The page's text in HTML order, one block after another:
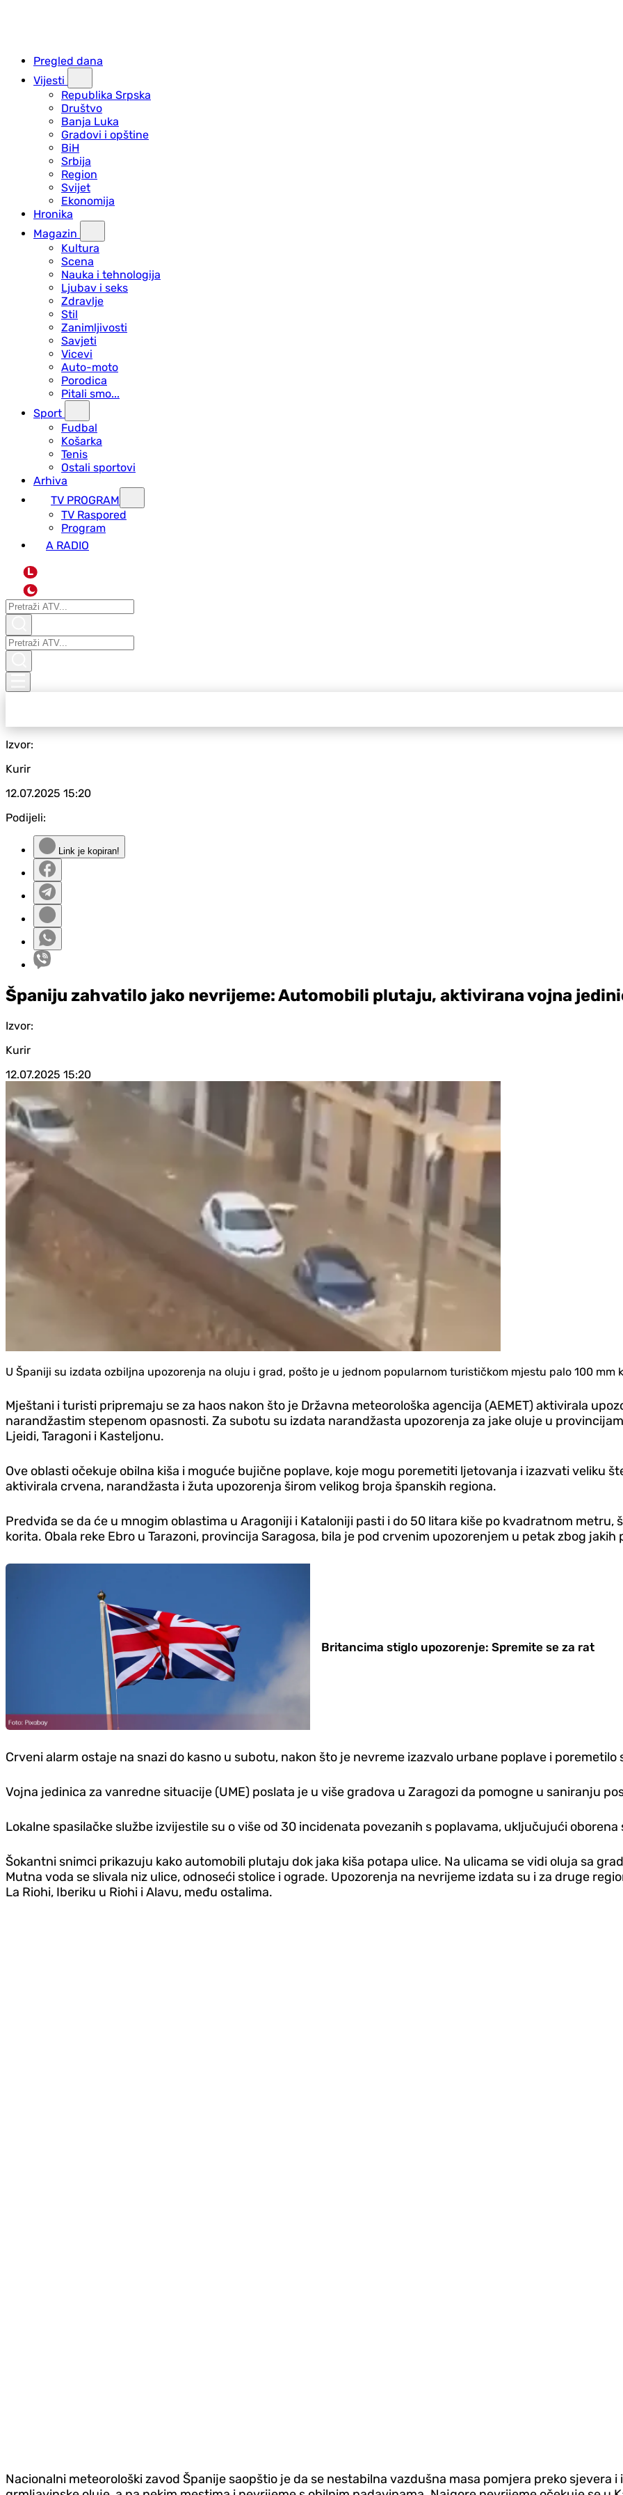
Pregled dana
Vijesti
Republika Srpska
Društvo
Banja Luka
Gradovi i opštine
BiH
Srbija
Region
Svijet
Ekonomija
Hronika
Magazin
Kultura
Scena
Nauka i tehnologija
Ljubav i seks
Zdravlje
Stil
Zanimljivosti
Savjeti
Vicevi
Auto-moto
Porodica
Pitali smo...
Sport
Fudbal
Košarka
Tenis
Ostali sportovi
Arhiva
TV PROGRAM
ТV Raspored
Program
A RADIO
L
Izvor:
Kurir
12.07.2025 15:20
Podijeli:
Link je kopiran!
Španiju zahvatilo jako nevrijeme: Automobili plutaju, aktivirana vojna
Izvor:
Kurir
12.07.2025 15:20
U Španiji su izdata ozbiljna upozorenja na oluju i grad, pošto je u jednom popularnom turističkom mjestu palo 100
Mještani i turisti pripremaju se za haos nakon što je Državna meteorološka agencija (AEMET) aktivirala
narandžastim stepenom opasnosti. Za subotu su izdata narandžasta upozorenja za jake oluje u
Ljeidi, Taragoni i Kasteljonu.
Ove oblasti očekuje obilna kiša i moguće bujične poplave, koje mogu poremetiti ljetovanja i izazvati veliku
aktivirala crvena, narandžasta i žuta upozorenja širom velikog broja španskih regiona.
Predviđa se da će u mnogim oblastima u Aragoniji i Kataloniji pasti i do 50 litara kiše po kvadratnom metru,
korita. Obala reke Ebro u Tarazoni, provincija Saragosa, bila je pod crvenim upozorenjem u petak zbog
Britancima stiglo upozorenje: Spremite se za rat
Crveni alarm ostaje na snazi do kasno u subotu, nakon što je nevreme izazvalo urbane poplave i
Vojna jedinica za vanredne situacije (UME) poslata je u više gradova u Zaragozi da pomogne u saniranju
Lokalne spasilačke službe izvijestile su o više od 30 incidenata povezanih s poplavama, uključujući
Šokantni snimci prikazuju kako automobili plutaju dok jaka kiša potapa ulice. Na ulicama se vidi oluja sa
Mutna voda se slivala niz ulice, odnoseći stolice i ograde. Upozorenja na nevrijeme izdata su i za druge
La Riohi, Iberiku u Riohi i Alavu, među ostalima.
Nacionalni meteorološki zavod Španije saopštio je da se nestabilna vazdušna masa pomjera preko sjevera